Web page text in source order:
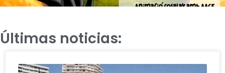
Últimas noticias: